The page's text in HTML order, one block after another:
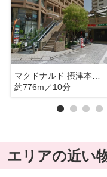
約776m／10分
エリアの近い